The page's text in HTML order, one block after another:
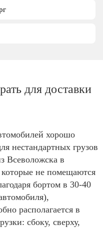
для доставки
хорошо
нестандартных грузов
Всеволожска в
не помещаются
бортом в 30-40
располагается в
сбоку, сверху,